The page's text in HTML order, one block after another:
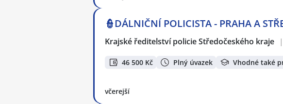
👮DÁLNIČNÍ POLICISTA - PRAHA A
Krajské ředitelství policie Středočeského kraje |
46 500 Kč Plný úvazek Vhodné také
včerejší